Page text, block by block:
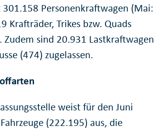
Personenkraftwagen (Mai:
Krafträder, Trikes bzw. Quads
sind 20.931 Lastkraftwagen
(474) zugelassen.
weist für den Juni
(222.195) aus, die